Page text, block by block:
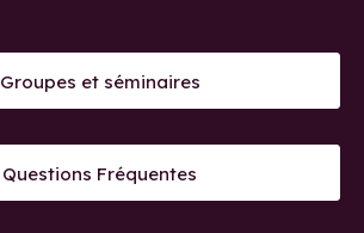
Groupes et séminaires
Questions Fréquentes